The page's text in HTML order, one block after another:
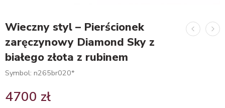
Wieczny styl – Pierścionek
zaręczynowy Diamond Sky z
białego złota z rubinem
Symbol: n265br020*
4700 zł